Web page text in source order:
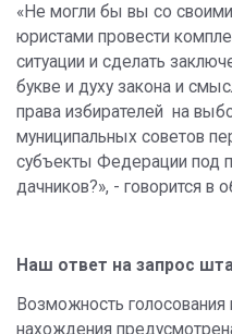
«Не могли бы вы со
юристами провести
ситуации и сделать
букве и духу закона и
права избирателей на
муниципальных советов
субъекты Федерации под
дачников?», - говорится в
Наш ответ на запрос
Возможность голосования
нахождения